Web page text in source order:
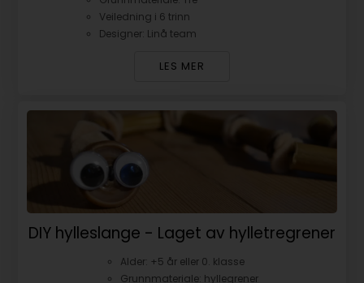
Veiledning i 6 trinn
Designer: Linå team
LES MER
DIY hylleslange - Laget av hylletregrener
Alder: +5 år eller 0. klasse
Grunnmateriale: hyllegrener